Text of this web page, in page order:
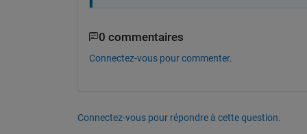
0 commentaires
Connectez-vous pour commenter.
Connectez-vous pour répondre à cette question.